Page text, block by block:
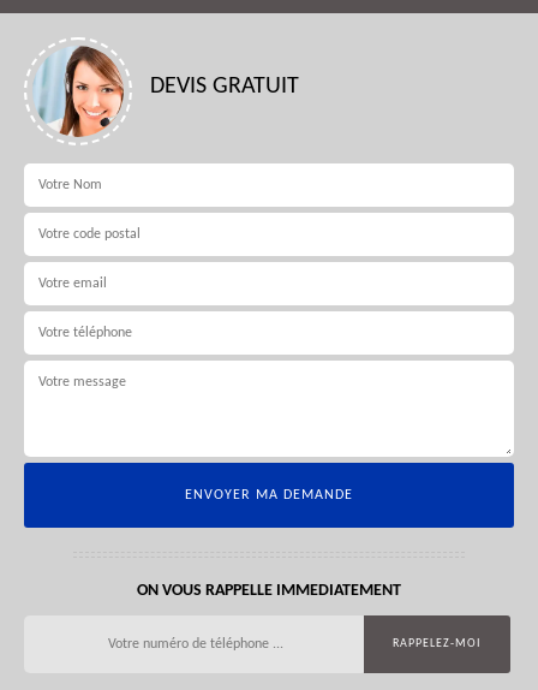
DEVIS GRATUIT
ON VOUS RAPPELLE IMMEDIATEMENT